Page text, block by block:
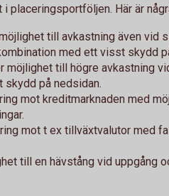
placeringsportföljen. Här är
till avkastning även vid
med ett visst skydd
möjlighet till högre avkastning
på nedsidan.
mot kreditmarknaden med
mot t ex tillväxtvalutor med
till en hävstång vid uppgång